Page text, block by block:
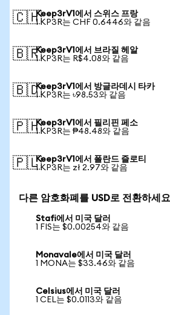
🇨🇭Keep3rV1에서 스위스 프랑
1 KP3R는 CHF 0.6446와 같음
🇧🇷Keep3rV1에서 브라질 헤알
1 KP3R는 R$4.08와 같음
🇧🇩Keep3rV1에서 방글라데시 타카
1 KP3R는 ৳98.53와 같음
🇵🇭Keep3rV1에서 필리핀 페소
1 KP3R는 ₱48.48와 같음
🇵🇱Keep3rV1에서 폴란드 즐로티
1 KP3R는 zł 2.97와 같음
다른 암호화폐를 USD로 전환하세요
Stafi에서 미국 달러
1 FIS는 $0.00254와 같음
Monavale에서 미국 달러
1 MONA는 $33.46와 같음
Celsius에서 미국 달러
1 CEL는 $0.0113와 같음